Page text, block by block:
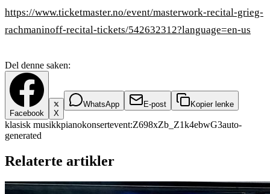
https://www.ticketmaster.no/event/masterwork-recital-grieg-
rachmaninoff-recital-tickets/542632312?language=en-us
Del denne saken:
Facebook X
WhatsApp E-post Kopier lenke
klasisk musikkpianokonsertevent:Z698xZb_Z1k4ebwG3auto-
generated
Relaterte artikler